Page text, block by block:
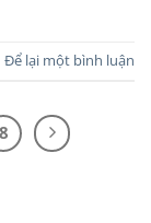
Để lại một bình luận
8